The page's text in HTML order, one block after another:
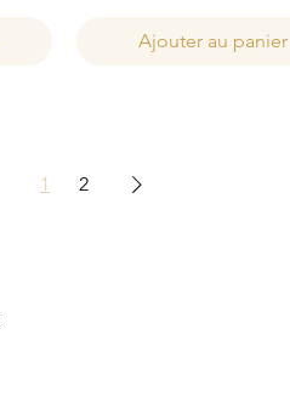
Ajouter au panier
1 2